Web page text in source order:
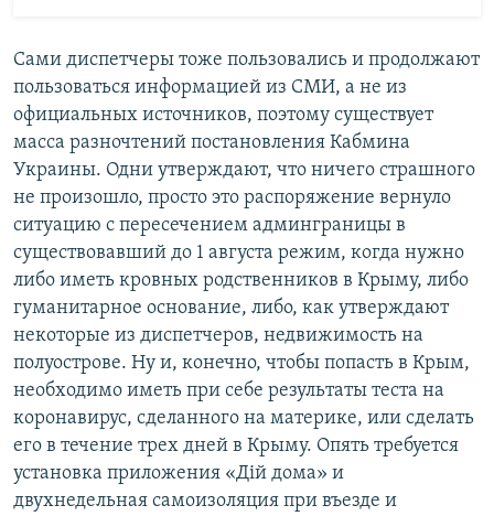
Сами диспетчеры тоже пользовались и продолжают
пользоваться информацией из СМИ, а не из
официальных источников, поэтому существует
масса разночтений постановления Кабмина
Украины. Одни утверждают, что ничего страшного
не произошло, просто это распоряжение вернуло
ситуацию с пересечением админграницы в
существовавший до 1 августа режим, когда нужно
либо иметь кровных родственников в Крыму, либо
гуманитарное основание, либо, как утверждают
некоторые из диспетчеров, недвижимость на
полуострове. Ну и, конечно, чтобы попасть в Крым,
необходимо иметь при себе результаты теста на
коронавирус, сделанного на материке, или сделать
его в течение трех дней в Крыму. Опять требуется
установка приложения «Дій дома» и
двухнедельная самоизоляция при въезде и